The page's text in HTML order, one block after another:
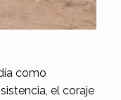
como
el coraje